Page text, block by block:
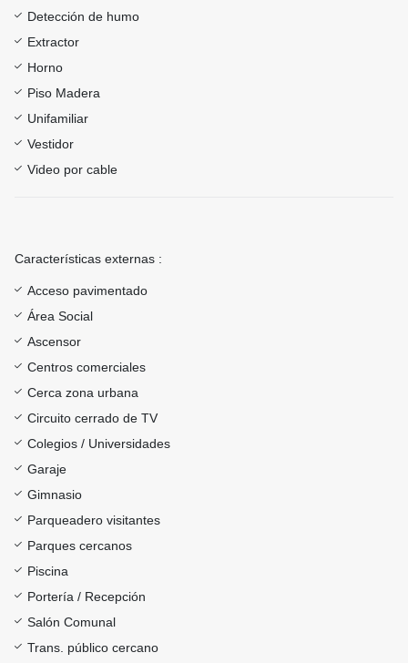
Detección de humo
Extractor
Horno
Piso Madera
Unifamiliar
Vestidor
Video por cable
Características externas :
Acceso pavimentado
Área Social
Ascensor
Centros comerciales
Cerca zona urbana
Circuito cerrado de TV
Colegios / Universidades
Garaje
Gimnasio
Parqueadero visitantes
Parques cercanos
Piscina
Portería / Recepción
Salón Comunal
Trans. público cercano